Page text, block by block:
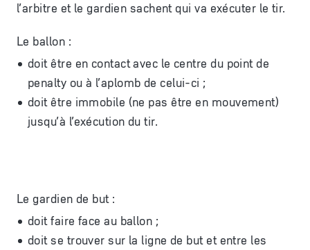
l’arbitre et le gardien sachent qui va exécuter le tir.
Le ballon :
doit être en contact avec le centre du point de
penalty ou à l’aplomb de celui-ci ;
doit être immobile (ne pas être en mouvement)
jusqu’à l’exécution du tir.
Le gardien de but :
doit faire face au ballon ;
doit se trouver sur la ligne de but et entre les